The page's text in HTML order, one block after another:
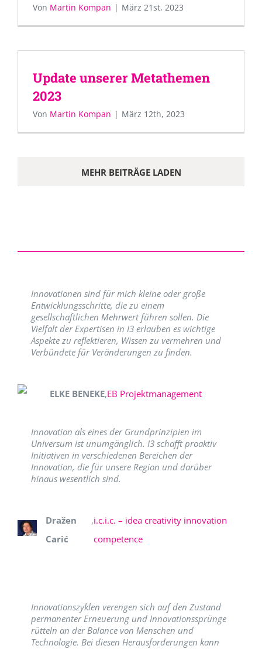
Von Martin Kompan | März 21st, 2023
Update unserer Metathemen
2023
Von Martin Kompan | März 12th, 2023
MEHR BEITRÄGE LADEN
Innovationen sind für mich kleine oder große
Entwicklungsschritte, die zu einem
gesellschaftlichen Mehrwert führen sollen. Die
Vielfalt der Expertisen in I3 erlauben es wichtige
Aspekte zu reflektieren, Wissen zu vermehren und
Verbündete für Veränderungen zu finden.
ELKE BENEKE,EB Projektmanagement
Innovation als eines der Grundprinzipien im
Universum ist unumgänglich. I3 schafft proaktiv
Initiativen in verschiedenen Bereichen der
Innovation, die für unsere Region und darüber
hinaus wesentlich sind.
Dražen
Carić
,i.c.i.c. – idea creativity innovation
competence
Innovationszyklen verengen sich auf den Zustand
permanenter Erneuerung und Innovationssprünge
rütteln an der Balance von Menschen und
Technologie. Bei diesen Herausforderungen kann